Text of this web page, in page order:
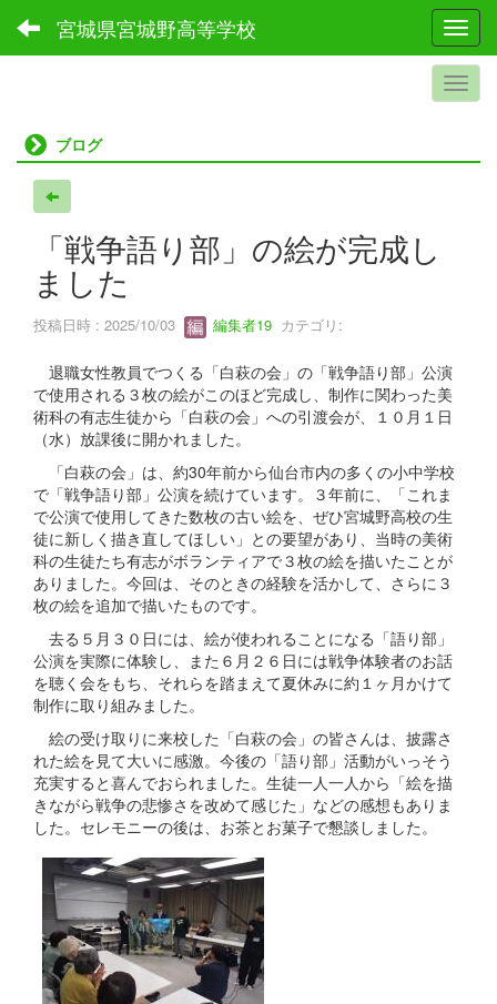
宮城県宮城野高等学校
ブログ
「戦争語り部」の絵が完成し
ました
投稿日時 : 2025/10/03 編集者19 カテゴリ:
退職女性教員でつくる「白萩の会」の「戦争語り部」公演
で使用される３枚の絵がこのほど完成し、制作に関わった美
術科の有志生徒から「白萩の会」への引渡会が、１０月１日
（水）放課後に開かれました。
「白萩の会」は、約30年前から仙台市内の多くの小中学校
で「戦争語り部」公演を続けています。３年前に、「これま
で公演で使用してきた数枚の古い絵を、ぜひ宮城野高校の生
徒に新しく描き直してほしい」との要望があり、当時の美術
科の生徒たち有志がボランティアで３枚の絵を描いたことが
ありました。今回は、そのときの経験を活かして、さらに３
枚の絵を追加で描いたものです。
去る５月３０日には、絵が使われることになる「語り部」
公演を実際に体験し、また６月２６日には戦争体験者のお話
を聴く会をもち、それらを踏まえて夏休みに約１ヶ月かけて
制作に取り組みました。
絵の受け取りに来校した「白萩の会」の皆さんは、披露さ
れた絵を見て大いに感激。今後の「語り部」活動がいっそう
充実すると喜んでおられました。生徒一人一人から「絵を描
きながら戦争の悲惨さを改めて感じた」などの感想もありま
した。セレモニーの後は、お茶とお菓子で懇談しました。